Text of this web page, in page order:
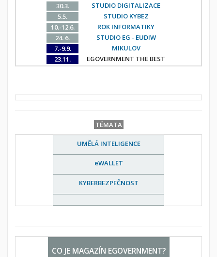
30.3.
STUDIO DIGITALIZACE
5.5.
STUDIO KYBEZ
10.-12.6.
ROK INFORMATIKY
24. 6.
STUDIO EG - EUDIW
7.-9.9.
MIKULOV
23.11.
EGOVERNMENT THE BEST
TÉMATA
UMĚLÁ INTELIGENCE
eWALLET
KYBERBEZPEČNOST
CO JE MAGAZÍN EGOVERNMENT?